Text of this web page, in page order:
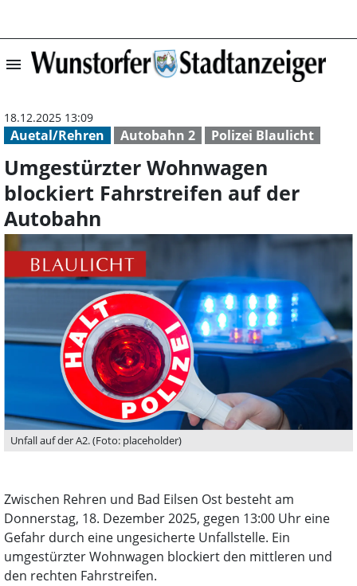
menu Umgestürzter
Auetal/Rehren Autobahn 2 Polizei Blaulicht
18.12.2025 13:09
Umgestürzter Wohnwagen
blockiert Fahrstreifen auf der
Autobahn
Unfall auf der A2. (Foto: placeholder)
Zwischen Rehren und Bad Eilsen Ost besteht am
Donnerstag, 18. Dezember 2025, gegen 13:00 Uhr eine
Gefahr durch eine ungesicherte Unfallstelle. Ein
umgestürzter Wohnwagen blockiert den mittleren und
den rechten Fahrstreifen.